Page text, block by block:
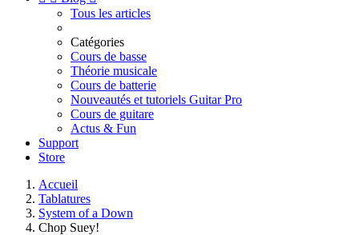
Tous les articles
Catégories
Cours de basse
Théorie musicale
Cours de batterie
Nouveautés et tutoriels Guitar Pro
Cours de guitare
Actus & Fun
Support
Store
Accueil
Tablatures
System of a Down
Chop Suey!